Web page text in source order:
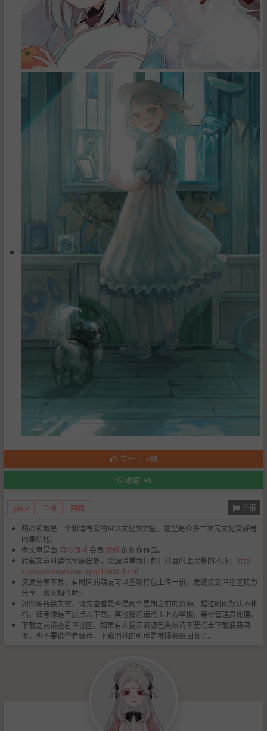
赞一下 +68
收藏 +5
pixiv 日榜 萌图 举报
萌の领域是一个和谐有爱的ACG文化交流圈，这里是众多二次元文化爱好者
的集结地。
本文章是由 萌の领域 会员 龙姐 的创作作品。
转载文章时请保留原出处，资源请重新打包！并且附上完整的地址： http
s://www.moezone.app/13880.html
资源分享不易，有时间的萌友可以重新打包上传一份，发链接到评论区接力
分享，薪火相传呢~
如资源链接失效，请先查看是否是两个星期之前的资源，超过时间默认不补
档，请考虑是否要点击下载。其他情况请点击上方举报，等待管理员处理。
下载之前请查看评论区，如果有人提示资源已失效请不要点击下载浪费萌
币，也不要说作者骗币，下载消耗的萌币是被服务器回收了。